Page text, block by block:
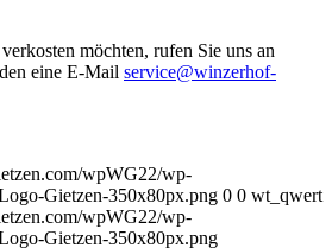
möchten, rufen Sie uns an
eine E-Mail service@winzerhof-
wpWG22/wp-
Gietzen-350x80px.png 0 0 wt_qwert
wpWG22/wp-
Gietzen-350x80px.png